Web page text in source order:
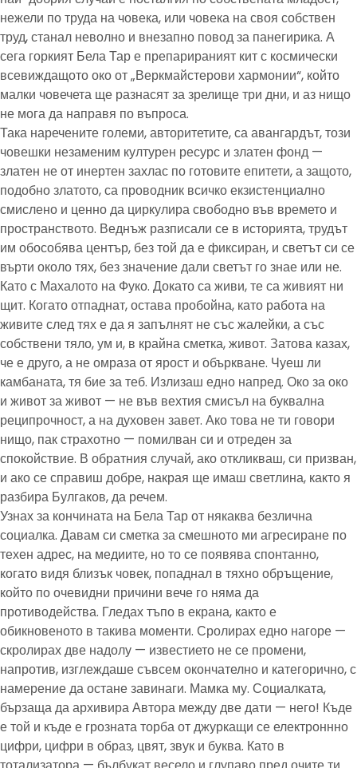
нежели по труда на човека, или човека на своя собствен
труд, станал неволно и внезапно повод за панегирика. А
сега горкият Бела Тар е препарираният кит с космически
всевиждащото око от „Веркмайстерови хармонии“, който
малки човечета ще разнасят за зрелище три дни, и аз нищо
не мога да направя по въпроса.
Така наречените големи, авторитетите, са авангардът, този
човешки незаменим културен ресурс и златен фонд —
златен не от инертен захлас по готовите епитети, а защото,
подобно златото, са проводник всичко екзистенциално
смислено и ценно да циркулира свободно във времето и
пространството. Веднъж разписали се в историята, трудът
им обособява център, без той да е фиксиран, и светът си се
върти около тях, без значение дали светът го знае или не.
Като с Махалото на Фуко. Докато са живи, те са живият ни
щит. Когато отпаднат, остава пробойна, като работа на
живите след тях е да я запълнят не със жалейки, а със
собствени тяло, ум и, в крайна сметка, живот. Затова казах,
че е друго, а не омраза от ярост и объркване. Чуеш ли
камбаната, тя бие за теб. Излизаш едно напред. Око за око
и живот за живот — не във вехтия смисъл на буквална
реципрочност, а на духовен завет. Ако това не ти говори
нищо, пак страхотно — помилван си и отреден за
спокойствие. В обратния случай, ако откликваш, си призван,
и ако се справиш добре, накрая ще имаш светлина, както я
разбира Булгаков, да речем.
Узнах за кончината на Бела Тар от някаква безлична
социалка. Давам си сметка за смешното ми агресиране по
техен адрес, на медиите, но то се появява спонтанно,
когато видя близък човек, попаднал в тяхно обръщение,
който по очевидни причини вече го няма да
противодейства. Гледах тъпо в екрана, както е
обикновеното в такива моменти. Сролирах едно нагоре —
скролирах две надолу — известието не се промени,
напротив, изглеждаше съвсем окончателно и категорично, с
намерение да остане завинаги. Мамка му. Социалката,
бързаща да архивира Автора между две дати — него! Къде
е той и къде е грозната торба от джуркащи се електроннно
цифри, цифри в образ, цвят, звук и буква. Като в